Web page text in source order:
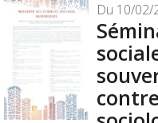
Du 10/02/